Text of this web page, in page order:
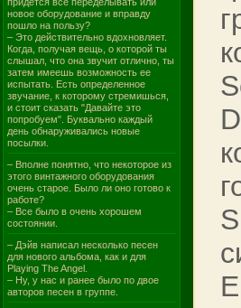
новое оборудование и вправду
пошло на пользу?
– Это действительно вдохновляет.
Когда, получая вещь, о которой ты
слышал, что она звучит отлично, ты
затем имеешь возможность ее
испытать. Есть определенное
звучание, к которому стремишься,
и стоит сказать "Давайте это
попробуем". Буквально каждый
день обнаруживались новые
посылки.
– Вполне понятно, что некоторое из
этого винтажного оборудования
очень старое. Было ли оно готово к
работе?
– Все было в очень хорошем
состоянии.
– Дэйв написал несколько песен
для нового альбома, как и для
Playing The Angel.
– Ну, у нас и ранее было по двое
авторов песен в группе.